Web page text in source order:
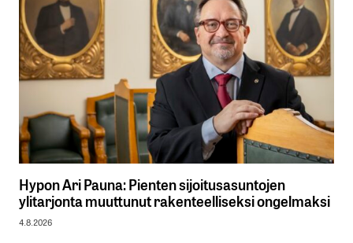
Hypon Ari Pauna: Pienten sijoitusasuntojen
ylitarjonta muuttunut rakenteelliseksi ongelmaksi
4.8.2026